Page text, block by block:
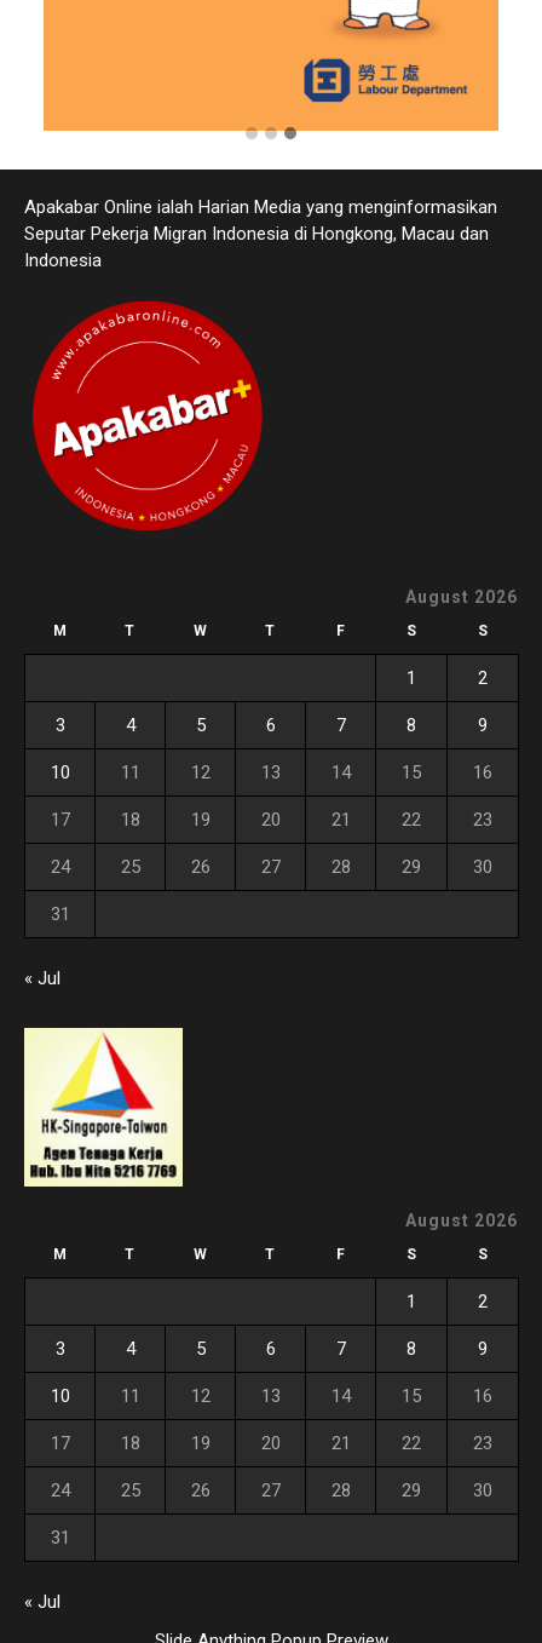
Apakabar Online ialah Harian Media yang menginformasikan
Seputar Pekerja Migran Indonesia di Hongkong, Macau dan
Indonesia
August 2026
M T W T F S S
1 2
3 4 5 6 7 8 9
10 11 12 13 14 15 16
17 18 19 20 21 22 23
24 25 26 27 28 29 30
31
« Jul
August 2026
M T W T F S S
1 2
3 4 5 6 7 8 9
10 11 12 13 14 15 16
17 18 19 20 21 22 23
24 25 26 27 28 29 30
31
« Jul